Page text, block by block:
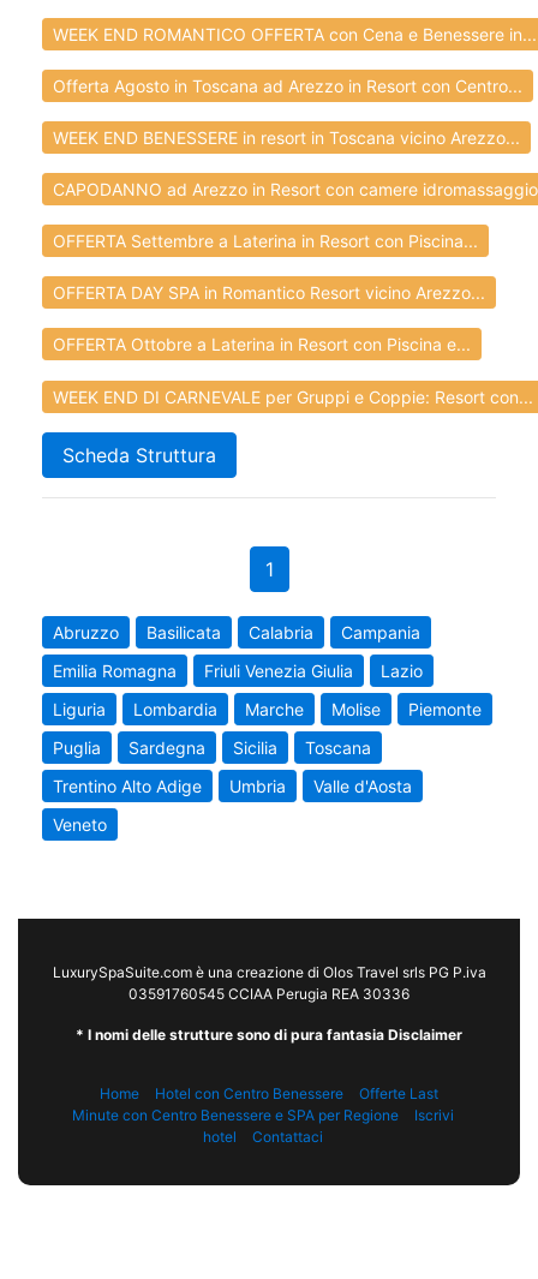
WEEK END ROMANTICO OFFERTA con Cena e Benessere in...
Offerta Agosto in Toscana ad Arezzo in Resort con Centro...
WEEK END BENESSERE in resort in Toscana vicino Arezzo...
CAPODANNO ad Arezzo in Resort con camere
OFFERTA Settembre a Laterina in Resort con Piscina...
OFFERTA DAY SPA in Romantico Resort vicino Arezzo...
OFFERTA Ottobre a Laterina in Resort con Piscina e...
WEEK END DI CARNEVALE per Gruppi e Coppie: Resort con...
Scheda Struttura
1
Abruzzo Basilicata Calabria
Campania
Emilia Romagna
Friuli Venezia Giulia
Lazio
Liguria
Lombardia Marche Molise
Piemonte
Puglia
Sardegna Sicilia
Toscana
Trentino Alto Adige
Umbria
Valle d'Aosta
Veneto
LuxurySpaSuite.com è una creazione di Olos Travel srls PG P.iva
03591760545 CCIAA Perugia REA 30336
* I nomi delle strutture sono di pura fantasia Disclaimer
Home Hotel con Centro Benessere
Offerte Last
Minute con Centro Benessere e SPA per Regione
Iscrivi
hotel
Contattaci